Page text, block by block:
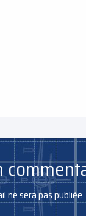
ne sera pas publiée.